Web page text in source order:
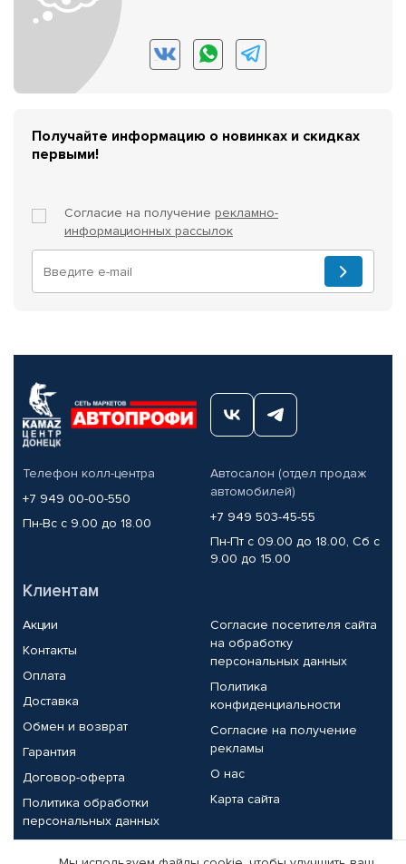
Получайте информацию о новинках и скидках
первыми!
Согласие на получение рекламно-
информационных рассылок
Телефон колл-центра
+7 949 00-00-550
Пн-Вс с 9.00 до 18.00
Автосалон (отдел продаж
автомобилей)
+7 949 503-45-55
Пн-Пт с 09.00 до 18.00, Сб с
9.00 до 15.00
Клиентам
Акции
Контакты
Оплата
Доставка
Обмен и возврат
Гарантия
Договор-оферта
Политика обработки
персональных данных
Согласие посетителя сайта
на обработку
персональных данных
Политика
конфиденциальности
Согласие на получение
рекламы
О нас
Карта сайта